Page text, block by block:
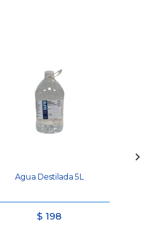
Agua Destilada 5L
$ 198